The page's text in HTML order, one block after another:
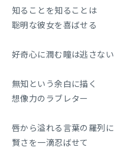
知ることを知ることは
聡明な彼女を喜ばせる
好奇心に潤む瞳は逃さない
無知という余白に描く
想像力のラブレター
唇から溢れる言葉の羅列に
賢さを一滴忍ばせて